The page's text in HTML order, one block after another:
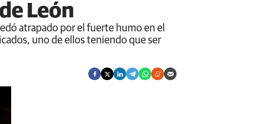
León
atrapado por el fuerte humo en el
uno de ellos teniendo que ser